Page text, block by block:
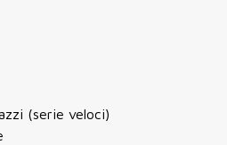
(serie veloci)